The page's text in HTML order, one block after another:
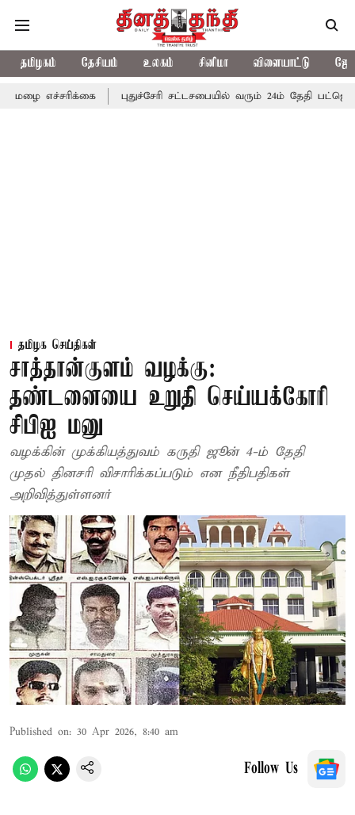
தமிழகம் தேசியம் உலகம் சினிமா விளையாட்டு
புதுச்சேரி சட்டசபையில் வரும் 24ம் தேதி பட்ஜெட் தாக்கல்
தமிழக செய்திகள்
சாத்தான்குளம் வழக்கு:
தண்டனையை உறுதி செய்யக்கோரி
சிபிஐ மனு
வழக்கின் முக்கியத்துவம் கருதி ஜூன் 4-ம் தேதி
முதல் தினசரி விசாரிக்கப்படும் என நீதிபதிகள்
அறிவித்துள்ளனர்
Published on: 30 Apr 2026, 8:40 am
Follow Us